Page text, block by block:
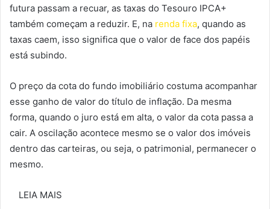
futura passam a recuar, as taxas do Tesouro IPCA+
também começam a reduzir. E, na renda fixa, quando as
taxas caem, isso significa que o valor de face dos papéis
está subindo.
O preço da cota do fundo imobiliário costuma acompanhar
esse ganho de valor do título de inflação. Da mesma
forma, quando o juro está em alta, o valor da cota passa a
cair. A oscilação acontece mesmo se o valor dos imóveis
dentro das carteiras, ou seja, o patrimonial, permanecer o
mesmo.
LEIA MAIS